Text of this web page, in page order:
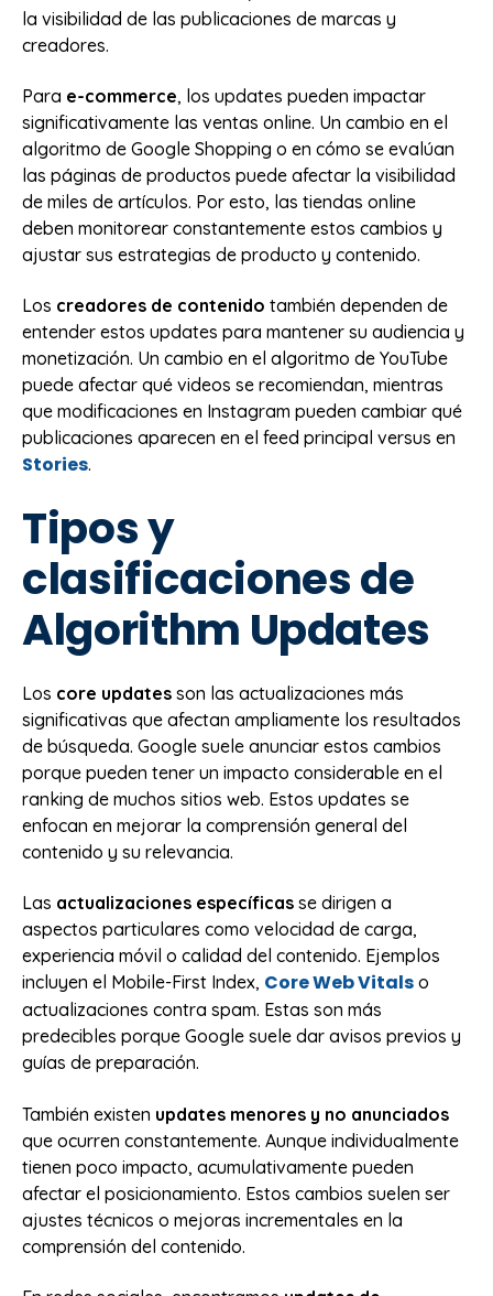
la visibilidad de las publicaciones de marcas y
creadores.
Para e-commerce, los updates pueden impactar
significativamente las ventas online. Un cambio en el
algoritmo de Google Shopping o en cómo se evalúan
las páginas de productos puede afectar la visibilidad
de miles de artículos. Por esto, las tiendas online
deben monitorear constantemente estos cambios y
ajustar sus estrategias de producto y contenido.
Los creadores de contenido también dependen de
entender estos updates para mantener su audiencia y
monetización. Un cambio en el algoritmo de YouTube
puede afectar qué videos se recomiendan, mientras
que modificaciones en Instagram pueden cambiar qué
publicaciones aparecen en el feed principal versus en
Stories.
Tipos y
clasificaciones de
Algorithm Updates
Los core updates son las actualizaciones más
significativas que afectan ampliamente los resultados
de búsqueda. Google suele anunciar estos cambios
porque pueden tener un impacto considerable en el
ranking de muchos sitios web. Estos updates se
enfocan en mejorar la comprensión general del
contenido y su relevancia.
Las actualizaciones específicas se dirigen a
aspectos particulares como velocidad de carga,
experiencia móvil o calidad del contenido. Ejemplos
incluyen el Mobile-First Index, Core Web Vitals o
actualizaciones contra spam. Estas son más
predecibles porque Google suele dar avisos previos y
guías de preparación.
También existen updates menores y no anunciados
que ocurren constantemente. Aunque individualmente
tienen poco impacto, acumulativamente pueden
afectar el posicionamiento. Estos cambios suelen ser
ajustes técnicos o mejoras incrementales en la
comprensión del contenido.